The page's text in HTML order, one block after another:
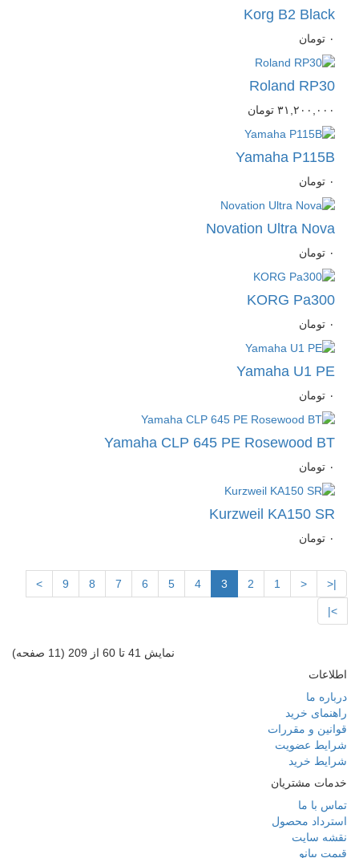
Korg B2 Black
٠ تومان
Roland RP30
٣١,٢٠٠,٠٠٠ تومان
Yamaha P115B
٠ تومان
Novation Ultra Nova
٠ تومان
KORG Pa300
٠ تومان
Yamaha U1 PE
٠ تومان
Yamaha CLP 645 PE Rosewood BT
٠ تومان
Kurzweil KA150 SR
٠ تومان
|<
<
1
2
3
4
5
6
7
8
9
>
>|
نمایش 41 تا 60 از 209 (11 صفحه)
اطلاعات
درباره ما
راهنمای خرید
قوانین و مقررات
شرایط عضویت
شرایط خرید
خدمات مشتریان
تماس با ما
استرداد محصول
نقشه سایت
قیمت پیانو